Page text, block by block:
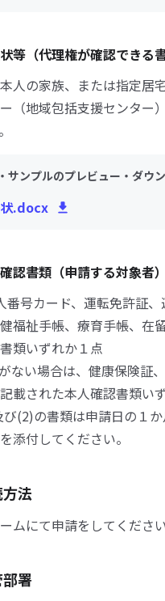
等（代理権が確認できる
人の家族、または指定居
（地域包括支援センター
サンプルのプレビュー・ダウ
.docx
認書類（申請する対象者
番号カード、運転免許証
福祉手帳、療育手帳、在
類いずれか１点
ない場合は、健康保険証
載された本人確認書類い
(2)の書類は申請日の１
添付してください。
法
ムにて申請をしてください
署